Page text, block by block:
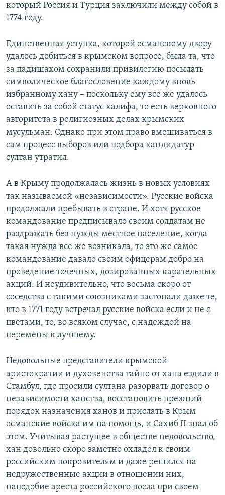
который Россия и Турция заключили между собой в
1774 году.
Единственная уступка, которой османскому двору
удалось добиться в крымском вопросе, была та, что
за падишахом сохранили привилегию посылать
символическое благословение каждому вновь
избранному хану – поскольку ему все же удалось
оставить за собой статус халифа, то есть верховного
авторитета в религиозных делах крымских
мусульман. Однако при этом право вмешиваться в
сам процесс выборов или подбора кандидатур
султан утратил.
А в Крыму продолжалась жизнь в новых условиях
так называемой «независимости». Русские войска
продолжали пребывать в стране. И хотя русское
командование предписывало своим солдатам не
раздражать без нужды местное население, когда
такая нужда все же возникала, то это же самое
командование давало своим офицерам добро на
проведение точечных, дозированных карательных
акций. И неудивительно, что весьма скоро от
соседства с такими союзниками застонали даже те,
кто в 1771 году встречал русские войска если и не с
цветами, то, во всяком случае, с надеждой на
перемены к лучшему.
Недовольные представители крымской
аристократии и духовенства тайно от хана ездили в
Стамбул, где просили султана разорвать договор о
независимости ханства, восстановить прежний
порядок назначения ханов и прислать в Крым
османские войска им на помощь, и Сахиб II знал об
этом. Учитывая растущее в обществе недовольство,
хан довольно скоро заметно охладел к своим
российским покровителям и даже решился на
недружественные акции в отношении них,
наподобие ареста российского посла при своем